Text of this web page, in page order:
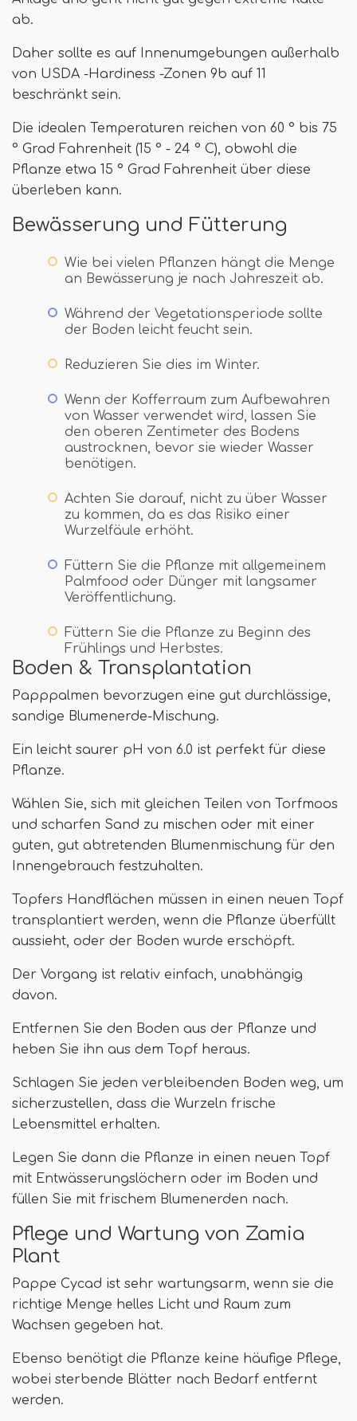
ab.
Daher sollte es auf Innenumgebungen außerhalb
von USDA -Hardiness -Zonen 9b auf 11
beschränkt sein.
Die idealen Temperaturen reichen von 60 ° bis 75
° Grad Fahrenheit (15 ° - 24 ° C), obwohl die
Pflanze etwa 15 ° Grad Fahrenheit über diese
überleben kann.
Bewässerung und Fütterung
Wie bei vielen Pflanzen hängt die Menge
an Bewässerung je nach Jahreszeit ab.
Während der Vegetationsperiode sollte
der Boden leicht feucht sein.
Reduzieren Sie dies im Winter.
Wenn der Kofferraum zum Aufbewahren
von Wasser verwendet wird, lassen Sie
den oberen Zentimeter des Bodens
austrocknen, bevor sie wieder Wasser
benötigen.
Achten Sie darauf, nicht zu über Wasser
zu kommen, da es das Risiko einer
Wurzelfäule erhöht.
Füttern Sie die Pflanze mit allgemeinem
Palmfood oder Dünger mit langsamer
Veröffentlichung.
Füttern Sie die Pflanze zu Beginn des
Frühlings und Herbstes.
Boden & Transplantation
Papppalmen bevorzugen eine gut durchlässige,
sandige Blumenerde-Mischung.
Ein leicht saurer pH von 6.0 ist perfekt für diese
Pflanze.
Wählen Sie, sich mit gleichen Teilen von Torfmoos
und scharfen Sand zu mischen oder mit einer
guten, gut abtretenden Blumenmischung für den
Innengebrauch festzuhalten.
Topfers Handflächen müssen in einen neuen Topf
transplantiert werden, wenn die Pflanze überfüllt
aussieht, oder der Boden wurde erschöpft.
Der Vorgang ist relativ einfach, unabhängig
davon.
Entfernen Sie den Boden aus der Pflanze und
heben Sie ihn aus dem Topf heraus.
Schlagen Sie jeden verbleibenden Boden weg, um
sicherzustellen, dass die Wurzeln frische
Lebensmittel erhalten.
Legen Sie dann die Pflanze in einen neuen Topf
mit Entwässerungslöchern oder im Boden und
füllen Sie mit frischem Blumenerden nach.
Pflege und Wartung von Zamia
Plant
Pappe Cycad ist sehr wartungsarm, wenn sie die
richtige Menge helles Licht und Raum zum
Wachsen gegeben hat.
Ebenso benötigt die Pflanze keine häufige Pflege,
wobei sterbende Blätter nach Bedarf entfernt
werden.